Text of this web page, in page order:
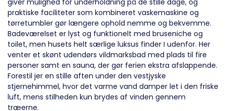
giver mulighed for underholdning på de stille dage, og
praktiske faciliteter som kombineret vaskemaskine og
tørretumbler gør længere ophold nemme og bekvemme.
Badeværelset er lyst og funktionelt med bruseniche og
toilet, men husets helt særlige luksus finder I udenfor. Her
venter et skønt udendørs vildmarksbad med plads til fire
personer samt en sauna, der gør ferien ekstra afslappende.
Forestil jer en stille aften under den vestjyske
stjernehimmel, hvor det varme vand damper let i den friske
luft, mens stilheden kun brydes af vinden gennem
træerne.